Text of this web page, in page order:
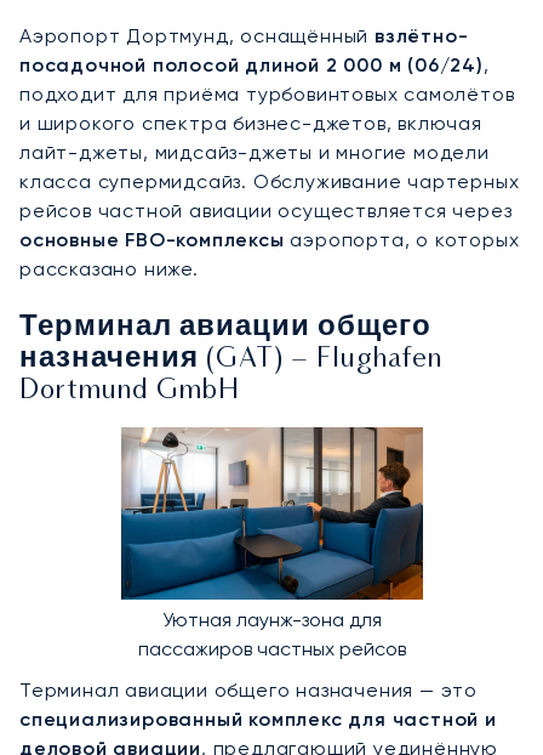
Аэропорт Дортмунд, оснащённый взлётно-
посадочной полосой длиной 2 000 м (06/24),
подходит для приёма турбовинтовых самолётов
и широкого спектра бизнес-джетов, включая
лайт-джеты, мидсайз-джеты и многие модели
класса супермидсайз. Обслуживание чартерных
рейсов частной авиации осуществляется через
основные FBO-комплексы аэропорта, о которых
рассказано ниже.
Терминал авиации общего
назначения (GAT) – Flughafen
Dortmund GmbH
Уютная лаунж-зона для
пассажиров частных рейсов
Терминал авиации общего назначения — это
специализированный комплекс для частной и
деловой авиации, предлагающий уединённую